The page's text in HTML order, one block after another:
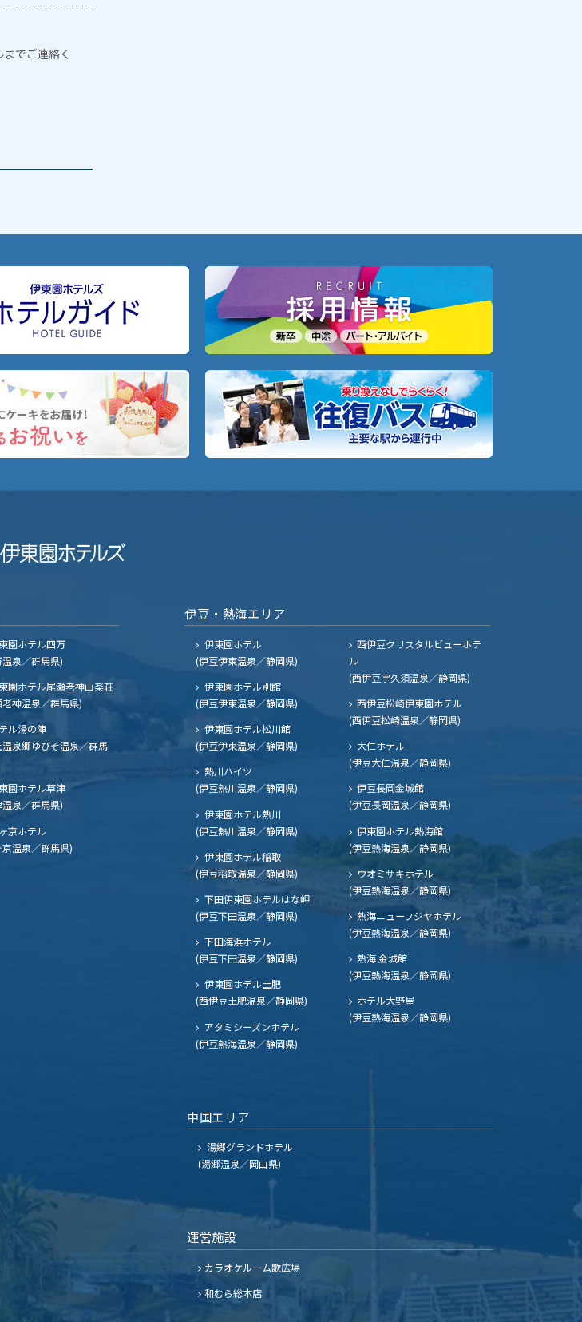
でご連絡く
園ホテル四万
泉／群馬県)
園ホテル尾瀬老神山楽荘
神温泉／群馬県)
ル湯の陣
温泉郷ゆびそ温泉／群馬
園ホテル草津
泉／群馬県)
京ホテル
温泉／群馬県)
伊豆・熱海エリア
伊東園ホテル
(伊豆伊東温泉／静岡県)
伊東園ホテル別館
(伊豆伊東温泉／静岡県)
伊東園ホテル松川館
(伊豆伊東温泉／静岡県)
熱川ハイツ
(伊豆熱川温泉／静岡県)
伊東園ホテル熱川
(伊豆熱川温泉／静岡県)
伊東園ホテル稲取
(伊豆稲取温泉／静岡県)
下田伊東園ホテルはな岬
(伊豆下田温泉／静岡県)
下田海浜ホテル
(伊豆下田温泉／静岡県)
伊東園ホテル土肥
(西伊豆土肥温泉／静岡県)
西伊豆クリスタルビューホテ
ル
(西伊豆宇久須温泉／静岡県)
西伊豆松崎伊東園ホテル
(西伊豆松崎温泉／静岡県)
大仁ホテル
(伊豆大仁温泉／静岡県)
伊豆長岡金城館
(伊豆長岡温泉／静岡県)
伊東園ホテル熱海館
(伊豆熱海温泉／静岡県)
ウオミサキホテル
(伊豆熱海温泉／静岡県)
熱海ニューフジヤホテル
(伊豆熱海温泉／静岡県)
熱海 金城館
(伊豆熱海温泉／静岡県)
ホテル大野屋
(伊豆熱海温泉／静岡県)
アタミシーズンホテル
(伊豆熱海温泉／静岡県)
中国エリア
湯郷グランドホテル
(湯郷温泉／岡山県)
運営施設
カラオケルーム歌広場
和むら総本店